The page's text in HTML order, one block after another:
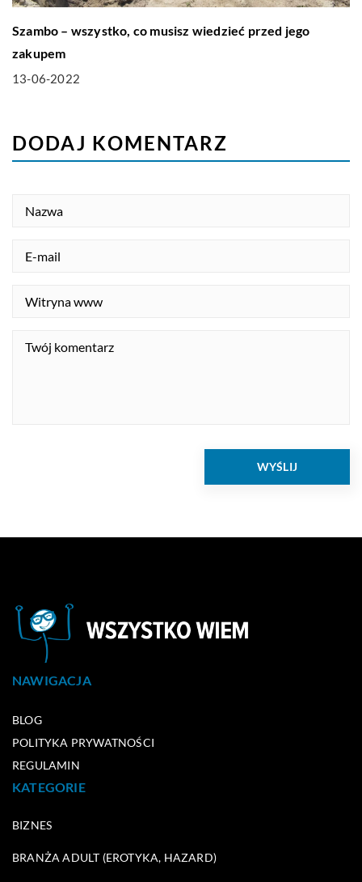
Szambo – wszystko, co musisz wiedzieć przed jego
zakupem
13-06-2022
DODAJ KOMENTARZ
NAWIGACJA
BLOG
POLITYKA PRYWATNOŚCI
REGULAMIN
KATEGORIE
BIZNES
BRANŻA ADULT (EROTYKA, HAZARD)